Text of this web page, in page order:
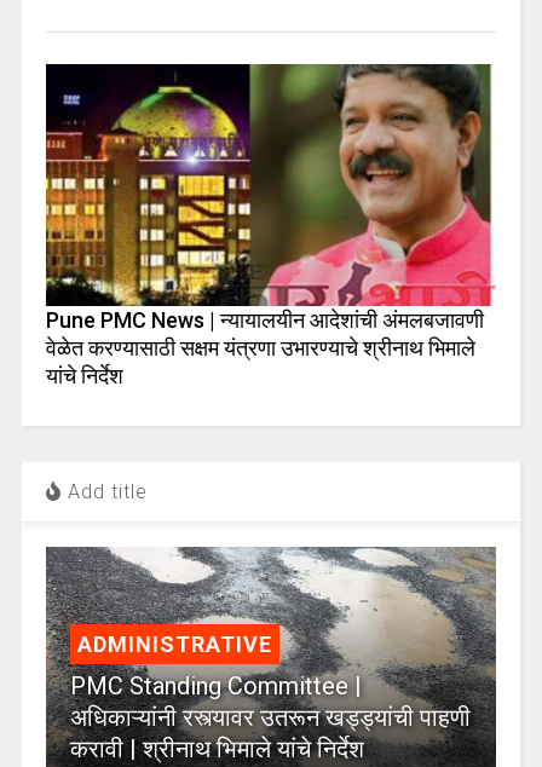
Pune PMC News | न्यायालयीन आदेशांची अंमलबजावणी
वेळेत करण्यासाठी सक्षम यंत्रणा उभारण्याचे श्रीनाथ भिमाले
यांचे निर्देश
Add title
ADMINISTRATIVE
PMC Standing Committee |
अधिकाऱ्यांनी रस्त्यावर उतरून खड्ड्यांची पाहणी
करावी | श्रीनाथ भिमाले यांचे निर्देश